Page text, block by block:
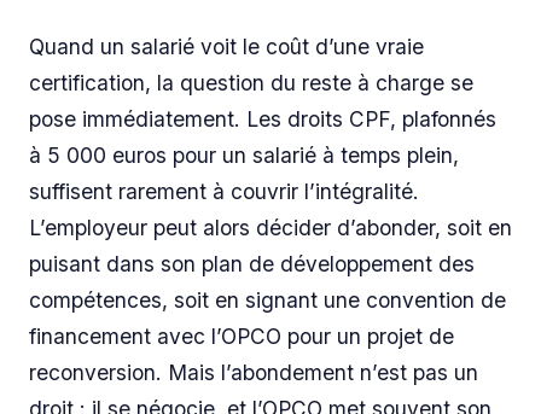
Quand un salarié voit le coût d’une vraie
certification, la question du reste à charge se
pose immédiatement. Les droits CPF, plafonnés
à 5 000 euros pour un salarié à temps plein,
suffisent rarement à couvrir l’intégralité.
L’employeur peut alors décider d’abonder, soit en
puisant dans son plan de développement des
compétences, soit en signant une convention de
financement avec l’OPCO pour un projet de
reconversion. Mais l’abondement n’est pas un
droit : il se négocie, et l’OPCO met souvent son